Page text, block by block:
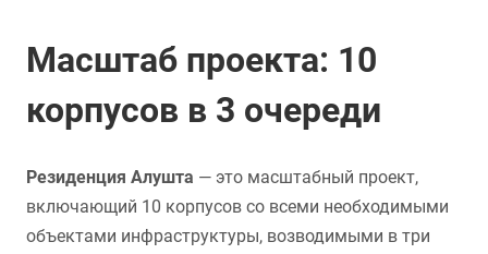
Масштаб проекта: 10
корпусов в 3 очереди
Резиденция Алушта — это масштабный проект,
включающий 10 корпусов со всеми необходимыми
объектами инфраструктуры, возводимыми в три